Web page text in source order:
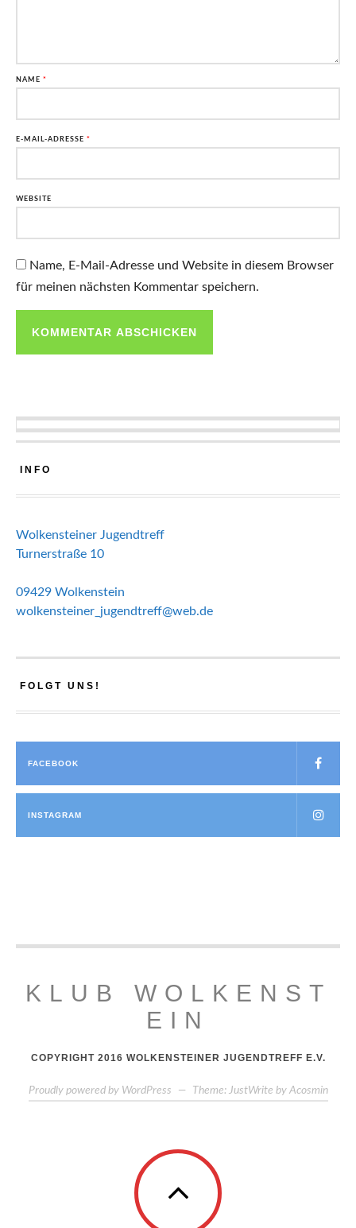
NAME *
E-MAIL-ADRESSE *
WEBSITE
Name, E-Mail-Adresse und Website in diesem Browser
für meinen nächsten Kommentar speichern.
INFO
Wolkensteiner Jugendtreff
Turnerstraße 10
09429 Wolkenstein
wolkensteiner_jugendtreff@web.de
FOLGT UNS!
FACEBOOK
INSTAGRAM
KLUB WOLKENST
EIN
COPYRIGHT 2016 WOLKENSTEINER JUGENDTREFF E.V.
Proudly powered by WordPress — Theme: JustWrite by Acosmin